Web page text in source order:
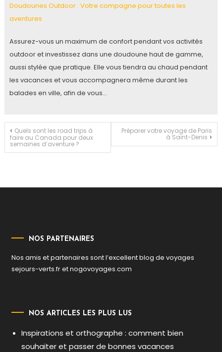
Doudounes Outdoor : Votre compagne pour toutes les
aventures
Assurez-vous un maximum de confort pendant vos activités
outdoor et investissez dans une doudoune haut de gamme,
aussi stylée que pratique. Elle vous tiendra au chaud pendant
les vacances et vous accompagnera même durant les
balades en ville, afin de vous…
Navigation
de
Quels sont les road trips à
faire au Canada pour deux
semaines d’aventure ?
Préparer votre voyage de Paris
à Saint-Denis
NOS PARTENAIRES
Nos amis et partenaires sont l’excellent blog de voyages
sejours-verts.fretnogovoyages.com
NOS ARTICLES LES PLUS LUS
Inspirations et orthographe : comment bien
souhaiter et passer de bonnes vacances